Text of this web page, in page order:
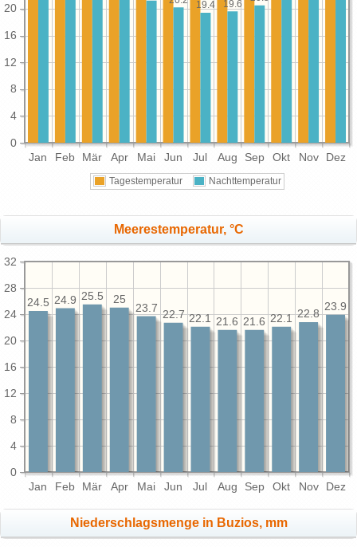
Jan Feb Mär Apr Mai Jun Jul Aug Sep Okt Nov Dez
0
4
8
12
16
20 19.6
19.4
Tagestemperatur Nachttemperatur
Meerestemperatur, °C
Jan Feb Mär Apr Mai Jun Jul Aug Sep Okt Nov Dez
0
4
8
12
16
20
24
28
32
23.9
22.8
22.1
21.6
21.6
22.1
22.7
23.7
25
25.5
24.9
24.5
Niederschlagsmenge in Buzios, mm